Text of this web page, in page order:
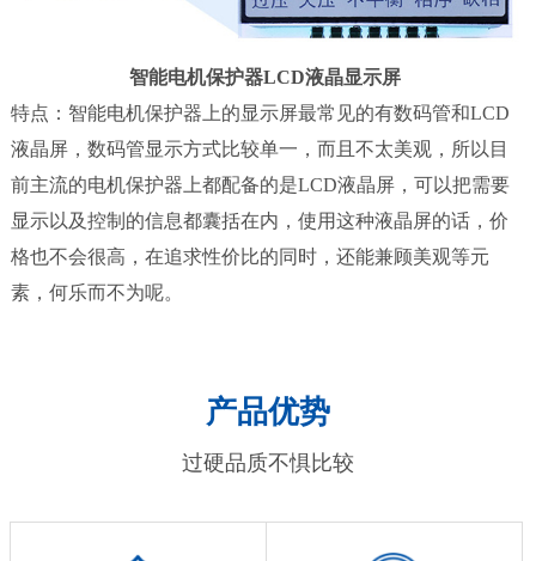
智能电机保护器LCD液晶显示屏
特点：智能电机保护器上的显示屏最常见的有数码管和LCD
液晶屏，数码管显示方式比较单一，而且不太美观，所以目
前主流的电机保护器上都配备的是LCD液晶屏，可以把需要
显示以及控制的信息都囊括在内，使用这种液晶屏的话，价
格也不会很高，在追求性价比的同时，还能兼顾美观等元
素，何乐而不为呢。
产品优势
过硬品质不惧比较